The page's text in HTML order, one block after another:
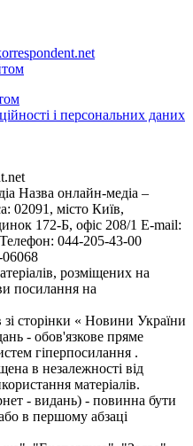
і персональних даних
Назва онлайн-медіа –
02091, місто Київ,
172-Б, офіс 208/1 E-mail:
Телефон: 044-205-43-00
06068
розміщених на
посилання на
зі сторінки « Новини України
- обов'язкове пряме
гіперпосилання .
в незалежності від
матеріалів.
- видань) - повинна бути
в першому абзаці